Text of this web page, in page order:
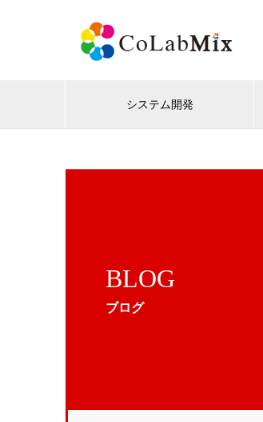
システム開発
BLOG
ブログ